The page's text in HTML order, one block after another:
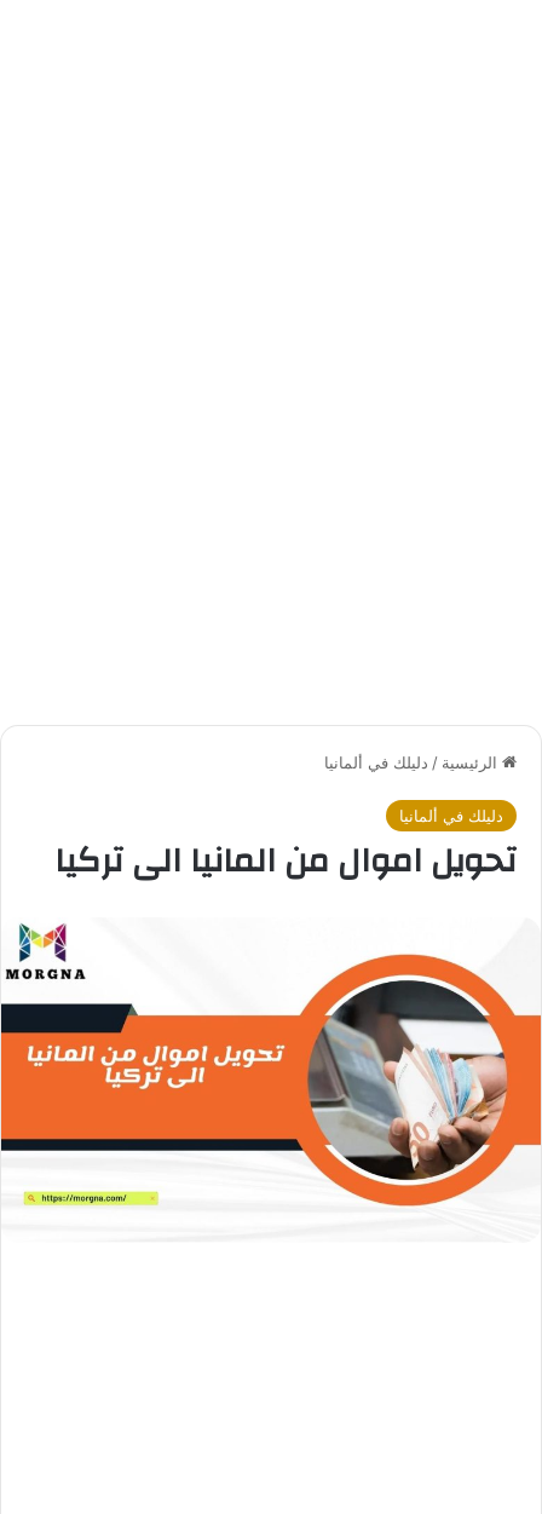
الرئيسية / دليلك في ألمانيا
دليلك في ألمانيا
تحويل اموال من المانيا الى تركيا